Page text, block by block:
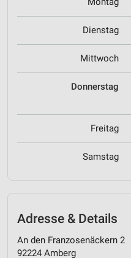
Dienstag
Mittwoch
Donnerstag
Freitag
Samstag
Adresse & Details
An den Franzosenäckern 2
92224 Amberg